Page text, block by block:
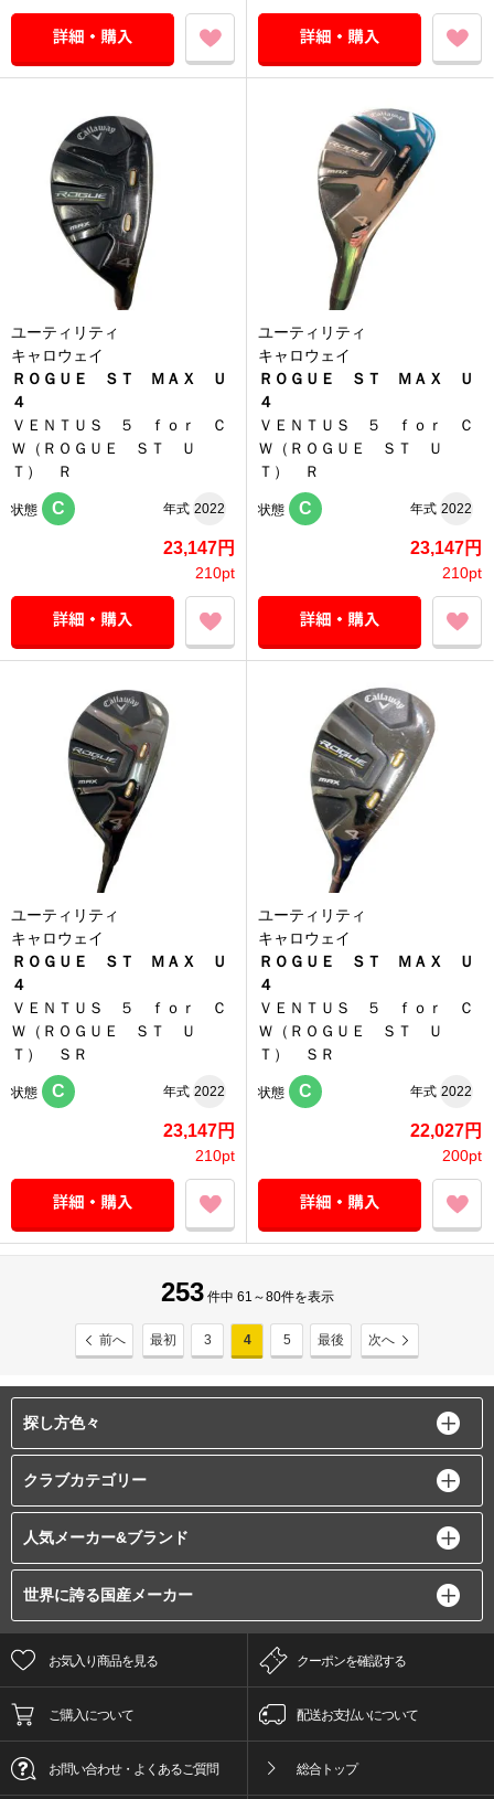
ユーティリティ
キャロウェイ
ＲＯＧＵＥ ＳＴ ＭＡＸ Ｕ
４
ＶＥＮＴＵＳ ５ ｆｏｒ Ｃ
Ｗ（ＲＯＧＵＥ ＳＴ Ｕ
Ｔ） Ｒ
状態 C 年式 2022
23,147円
210pt
ユーティリティ
キャロウェイ
ＲＯＧＵＥ ＳＴ ＭＡＸ Ｕ
４
ＶＥＮＴＵＳ ５ ｆｏｒ Ｃ
Ｗ（ＲＯＧＵＥ ＳＴ Ｕ
Ｔ） Ｒ
状態 C 年式 2022
23,147円
210pt
ユーティリティ
キャロウェイ
ＲＯＧＵＥ ＳＴ ＭＡＸ Ｕ
４
ＶＥＮＴＵＳ ５ ｆｏｒ Ｃ
Ｗ（ＲＯＧＵＥ ＳＴ Ｕ
Ｔ） ＳＲ
状態 C 年式 2022
23,147円
210pt
ユーティリティ
キャロウェイ
ＲＯＧＵＥ ＳＴ ＭＡＸ Ｕ
４
ＶＥＮＴＵＳ ５ ｆｏｒ Ｃ
Ｗ（ＲＯＧＵＥ ＳＴ Ｕ
Ｔ） ＳＲ
状態 C 年式 2022
22,027円
200pt
253 件中 61～80件を表示
前へ 最初 3 4 5 最後 次へ
探し方色々
クラブカテゴリー
人気メーカー&ブランド
世界に誇る国産メーカー
お気入り商品を見る クーポンを確認する
ご購入について 配送お支払いについて
お問い合わせ・よくあるご質問 総合トップ